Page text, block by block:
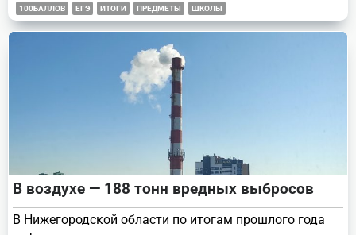
100БАЛЛОВ ЕГЭ ИТОГИ ПРЕДМЕТЫ ШКОЛЫ
В воздухе — 188 тонн вредных выбросов
В Нижегородской области по итогам прошлого года